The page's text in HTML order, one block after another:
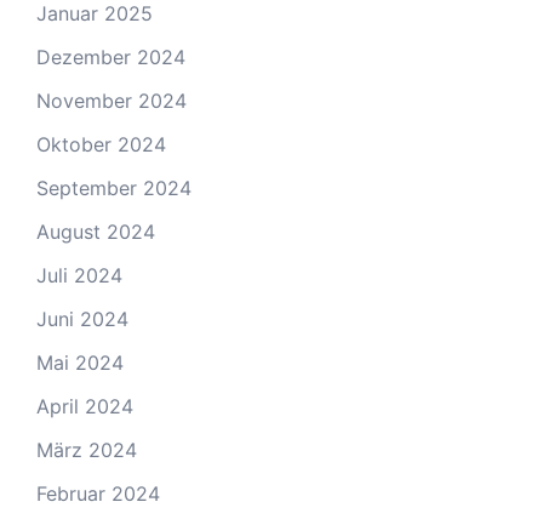
Januar 2025
Dezember 2024
November 2024
Oktober 2024
September 2024
August 2024
Juli 2024
Juni 2024
Mai 2024
April 2024
März 2024
Februar 2024